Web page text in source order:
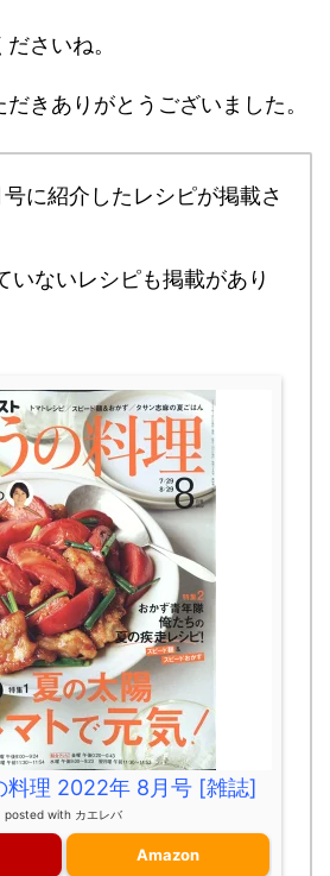
さいね。
きありがとうございました。
に紹介したレシピが掲載さ
いないレシピも掲載があり
料理 2022年 8月号 [雑誌]
posted with カエレバ
Amazon